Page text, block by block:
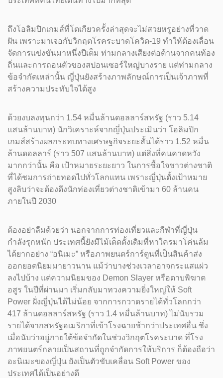
ถึงโอลิมปิกเกมส์ที่โตเกียวครั้งล่าสุดจะไม่สวยหรูอย่างที่วาด
ฝัน เพราะมาเจอกับวิกฤตโรคระบาดโควิด-19 ทำให้ต้องเลื่อน
จัดการแข่งขันมาหนึ่งปีเต็ม ท่ามกลางเสียงต่อต้านจากคนท้อง
ถิ่นและการถอนตัวของสปอนเซอร์ใหญ่บางราย แต่ท่ามกลาง
ข้อจำกัดเหล่านั้น ญี่ปุ่นยังสร้างภาพลักษณ์การเป็นเจ้าภาพที่
สร้างความประทับใจได้สูง
ด้วยงบลงทุนกว่า 1.54 หมื่นล้านดอลลาร์สหรัฐ (ราว 5.14
แสนล้านบาท) นักวิเคราะห์จากญี่ปุ่นประเมินว่า โอลิมปิก
เกมส์สร้างผลกระทบทางเศรษฐกิจระยะสั้นได้ราว 1.52 หมื่น
ล้านดอลลาร์ (ราว 507 แสนล้านบาท) แต่สิ่งที่คนคาดหวัง
มากกว่านั้น คือ เป้าหมายระยะยาว ในการซื้อใจชาวต่างชาติ
ที่ได้ชมการถ่ายทอดไปทั่วโลกแทน เพราะญี่ปุ่นตั้งเป้าหมาย
สูงลิบว่าจะต้องดึงนักท่องเที่ยวต่างชาติเข้ามา 60 ล้านคน
ภายในปี 2030
ต้องอย่าลืมด้วยว่า นอกจากการท่องเที่ยวและกีฬาที่ญี่ปุ่น
กำลังรุกหนัก ประเทศนี้ยังมีไม้เด็ดดั้งเดิมที่หาใครมาโค่นล้ม
ได้ยากอย่าง “อนิเมะ” หรือภาพยนตร์การ์ตูนที่เป็นสินค้าส่ง
ออกยอดนิยมมายาวนาน แม้ว่าบางช่วงเวลาอาจกระแสแผ่ว
ลงไปบ้าง แต่ความนิยมของ Demon Slayer หรือดาบพิฆาต
อสูร ในปีที่ผ่านมา เริ่มกลับมาทวงความยิ่งใหญ่ให้ Soft
Power ฝั่งญี่ปุ่นได้ไม่น้อย จากการกวาดรายได้ทั่วโลกกว่า
417 ล้านดอลลาร์สหรัฐ (ราว 1.4 หมื่นล้านบาท) ไม่นับรวม
รายได้จากสหรัฐอเมริกาที่เข้าโรงฉายช้ากว่าประเทศอื่น ซึ่ง
เมื่อนับว่าอยู่ภายใต้ข้อจำกัดในช่วงวิกฤตโรคระบาด ที่โรง
ภาพยนตร์กลายเป็นสถานที่ถูกจำกัดการให้บริการ ก็ต้องถือว่า
อะนิเมะของญี่ปุ่น ยังเป็นตัวขับเคลื่อน Soft Power ของ
ประเทศได้เป็นอย่างดี